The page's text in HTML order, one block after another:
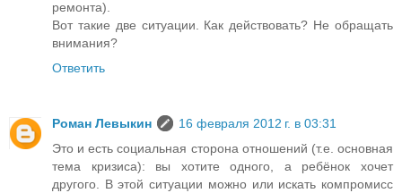
ремонта).
Вот такие две ситуации. Как действовать? Не обращать
внимания?
Ответить
Роман Левыкин
16 февраля 2012 г. в 03:31
Это и есть социальная сторона отношений (т.е. основная
тема кризиса): вы хотите одного, а ребёнок хочет
другого. В этой ситуации можно или искать компромисс